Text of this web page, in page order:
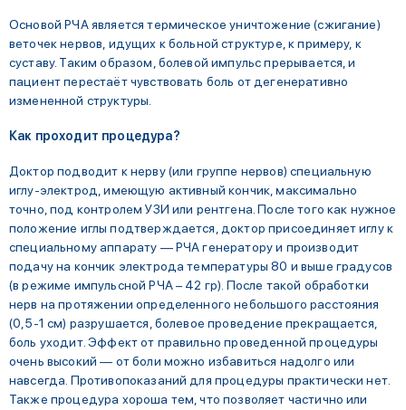
Основой РЧА является термическое уничтожение (сжигание)
веточек нервов, идущих к больной структуре, к примеру, к
суставу. Таким образом, болевой импульс прерывается, и
пациент перестаёт чувствовать боль от дегенеративно
измененной структуры.
Как проходит процедура?
Доктор подводит к нерву (или группе нервов) специальную
иглу-электрод, имеющую активный кончик, максимально
точно, под контролем УЗИ или рентгена. После того как нужное
положение иглы подтверждается, доктор присоединяет иглу к
специальному аппарату — РЧА генератору и производит
подачу на кончик электрода температуры 80 и выше градусов
(в режиме импульсной РЧА – 42 гр). После такой обработки
нерв на протяжении определенного небольшого расстояния
(0,5-1 см) разрушается, болевое проведение прекращается,
боль уходит. Эффект от правильно проведенной процедуры
очень высокий — от боли можно избавиться надолго или
навсегда. Противопоказаний для процедуры практически нет.
Также процедура хороша тем, что позволяет частично или